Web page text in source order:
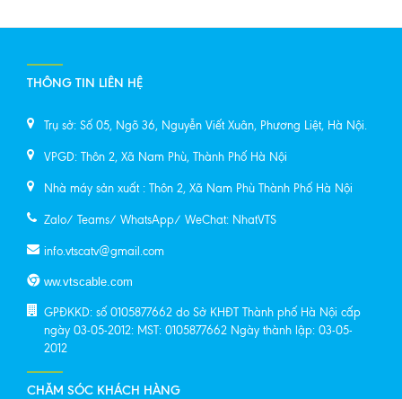
THÔNG TIN LIÊN HỆ
Trụ sở: Số 05, Ngõ 36, Nguyễn Viết Xuân, Phương Liệt, Hà Nội.
VPGD: Thôn 2, Xã Nam Phù, Thành Phố Hà Nội
Nhà máy sản xuất : Thôn 2, Xã Nam Phù Thành Phố Hà Nội
Zalo/ Teams/ WhatsApp/ WeChat: NhatVTS
info.vtscatv@gmail.com
ww.vtscable.com
GPĐKKD: số 0105877662 do Sở KHĐT Thành phố Hà Nội cấp
ngày 03-05-2012: MST: 0105877662 Ngày thành lập: 03-05-
2012
CHĂM SÓC KHÁCH HÀNG